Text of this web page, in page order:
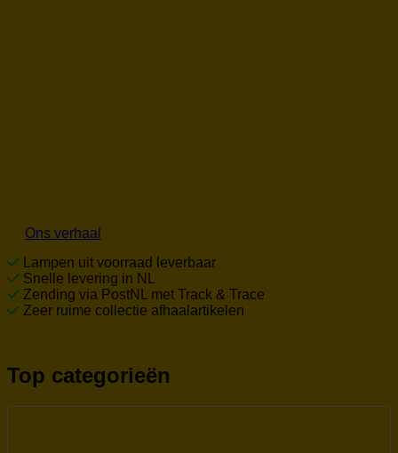
Ons verhaal
Lampen uit voorraad leverbaar
Snelle levering in NL
Zending via PostNL met Track & Trace
Zeer ruime collectie afhaalartikelen
Top categorieën